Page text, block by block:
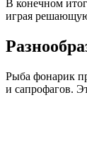
В конечном
играя
Рыба фонарик
и сапрофагов.